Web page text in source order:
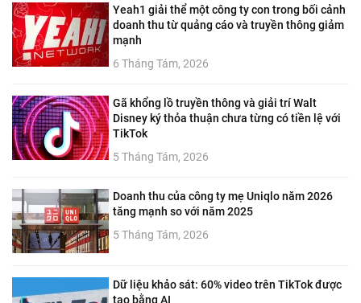
Yeah1 giải thể một công ty con trong bối cảnh
doanh thu từ quảng cáo và truyền thông giảm
mạnh
6 Tháng Tám, 2026
Gã khổng lồ truyền thông và giải trí Walt
Disney ký thỏa thuận chưa từng có tiền lệ với
TikTok
5 Tháng Tám, 2026
Doanh thu của công ty mẹ Uniqlo năm 2026
tăng mạnh so với năm 2025
5 Tháng Tám, 2026
Dữ liệu khảo sát: 60% video trên TikTok được
tạo bằng AI